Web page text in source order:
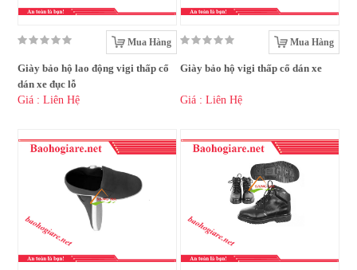
Mua Hàng
Giày bảo hộ lao động vigi thấp cổ
dán xe đục lỗ
Giá : Liên Hệ
Mua Hàng
Giày bảo hộ vigi thấp cổ dán xe
Giá : Liên Hệ